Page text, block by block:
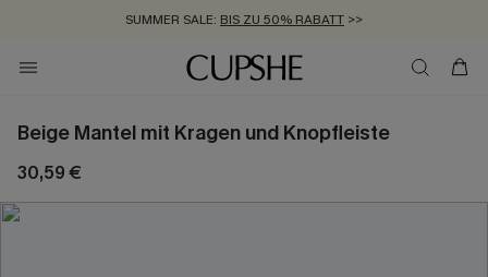
SUMMER SALE: BIS ZU 50% RABATT >>
ZUM NEWSLETTER:BIS ZU -20% EXTRA ERHALTEN
KOSTENLOSER VERSAND AB 89 €
Beige Mantel mit Kragen und Knopfleiste
30,59 €